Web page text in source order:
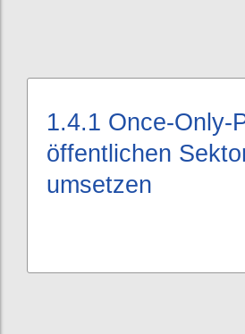
1.4.1 Once-Only-
öffentlichen
umsetzen